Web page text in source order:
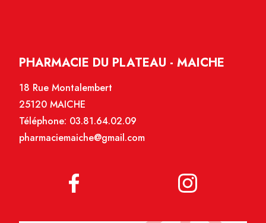
PHARMACIE DU PLATEAU - MAICHE
18 Rue Montalembert
25120 MAICHE
Téléphone: 03.81.64.02.09
pharmaciemaiche@gmail.com